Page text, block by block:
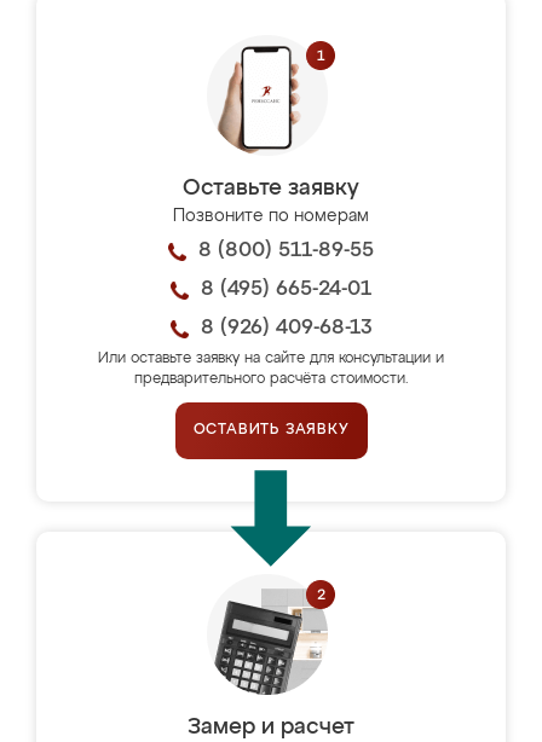
Оставьте заявку
Позвоните по номерам
8 (800) 511-89-55
8 (495) 665-24-01
8 (926) 409-68-13
Или оставьте заявку на сайте для консультации и
предварительного расчёта стоимости.
ОСТАВИТЬ ЗАЯВКУ
Замер и расчет